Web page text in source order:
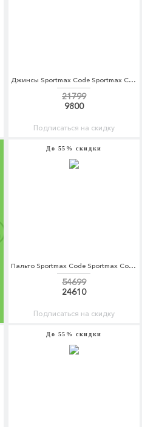
Джинсы Sportmax Code Sportmax Code SP027EWADSI0
21799
9800
Подписаться на скидку
До 55% скидки
Пальто Sportmax Code Sportmax Code SP027EWTMG80
54699
24610
Подписаться на скидку
До 55% скидки